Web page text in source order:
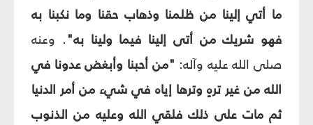
ما أتي إلينا من ظلمنا وذهاب حقنا وما نكبنا به
فهو شريك من أتى إلينا فيما ولينا به". وعنه
صلى الله عليه وآله: "من أحبنا وأبغض عدونا في
الله من غير ترهٍ وترها إياه في شي‏ء من أمر الدنيا
ثم مات على ذلك فلقي الله وعليه من الذنوب